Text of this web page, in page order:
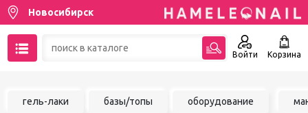
Новосибирск
Войти Корзина
гель-лаки базы/топы оборудование